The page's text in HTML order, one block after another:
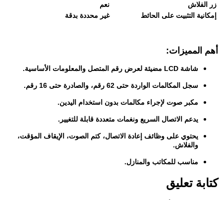
زر الفلاش
نعم
إمكانية التثبيت على الحائط
غير محددة بدقة
أهم المميزات:
شاشة LCD مضيئة لعرض رقم المتصل والمعلومات الأساسية.
سجل المكالمات الواردة حتى 62 رقم، والصادرة حتى 16 رقم.
مكبر صوت لإجراء مكالمات بدون استخدام اليدين.
يدعم الاتصال السريع ونغمات متعددة قابلة للتغيير.
يحتوي على وظائف إعادة الاتصال، كتم الصوت، الإيقاف المؤقت،
والفلاش.
مناسب للمكاتب والمنازل.
كتابة تعليق